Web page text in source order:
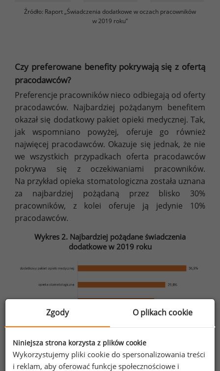
Źródło: Raport „Świadczenia dodatkowe w oczach pracowników
w 2019 roku”
Czy preferowane benefity pokrywają się z ofertą
pracodawców?
Preferencje pracowników nieco odbiegają od oferty
pracodawców. Najbardziej pożądanym benefitem
okazał się dodatkowy pakiet opieki medycznej. Tak,
jak wspomniano powyżej, oferuje go również
najwięcej pracodawców. Okazuje się jednak, że nie
we wszystkich przypadkach oferta pracodawców
pokrywa się z oczekiwaniami pracowników.
Na przykład opieka stomatologiczna została uznana
za najbardziej pożądaną przez blisko 30%
pracowników, z kolei oferuje ją jedynie 10%
pracodawców.
Wykres 2. Najbardziej pożądane świadczenia
dodatkowe w 2019 roku
Zgody O plikach cookie
Niniejsza strona korzysta z plików cookie
Wykorzystujemy pliki cookie do spersonalizowania treści
i reklam, aby oferować funkcje społecznościowe i